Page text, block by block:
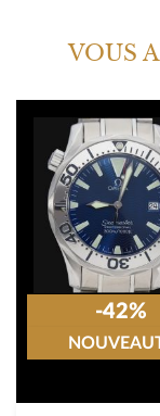
VOUS
-42%